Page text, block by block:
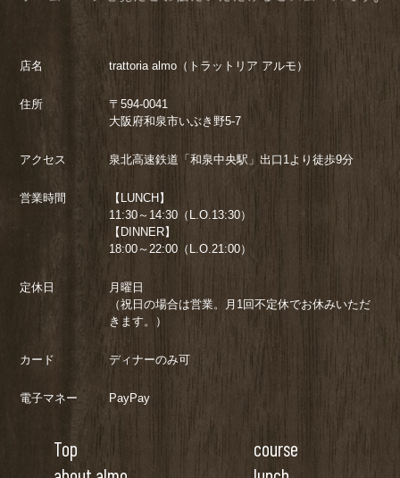
店名 trattoria almo（トラットリア アルモ）
住所
〒594-0041
大阪府和泉市いぶき野5-7
アクセス 泉北高速鉄道「和泉中央駅」出口1より徒歩9分
営業時間
【LUNCH】
11:30～14:30（L.O.13:30）
【DINNER】
18:00～22:00（L.O.21:00）
定休日
月曜日
（祝日の場合は営業。月1回不定休でお休みいただ
きます。）
カード ディナーのみ可
電子マネー PayPay
Top
course